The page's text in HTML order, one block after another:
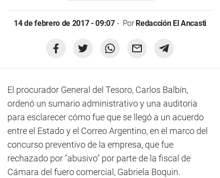
14 de febrero de 2017 - 09:07 Por Redacción El Ancasti
El procurador General del Tesoro, Carlos Balbín,
ordenó un sumario administrativo y una auditoria
para esclarecer cómo fue que se llegó a un acuerdo
entre el Estado y el Correo Argentino, en el marco del
concurso preventivo de la empresa, que fue
rechazado por "abusivo" por parte de la fiscal de
Cámara del fuero comercial, Gabriela Boquin.